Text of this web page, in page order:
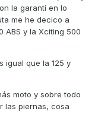
la garantí en lo
me he decico a
ABS y la Xciting 500
igual que la 125 y
moto y sobre todo
las piernas, cosa